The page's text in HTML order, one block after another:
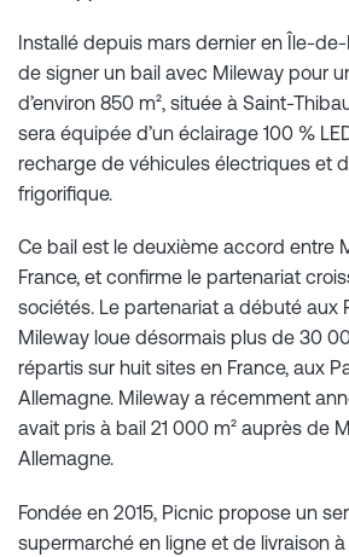
Installé depuis mars dernier en Île-
de signer un bail avec Mileway pour
d’environ 850 m², située à Saint-
sera équipée d’un éclairage 100 %
recharge de véhicules électriques et
frigorifique.
Ce bail est le deuxième accord entre
France, et confirme le partenariat
sociétés. Le partenariat a débuté aux
Mileway loue désormais plus de 30
répartis sur huit sites en France, aux
Allemagne. Mileway a récemment
avait pris à bail 21 000 m² auprès de
Allemagne.
Fondée en 2015, Picnic propose un
supermarché en ligne et de livraison